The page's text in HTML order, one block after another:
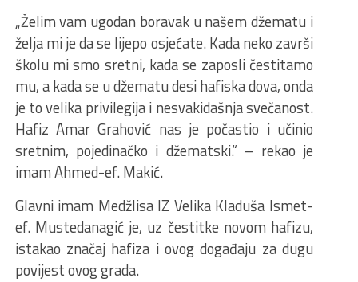
„Želim vam ugodan boravak u našem džematu i
želja mi je da se lijepo osjećate. Kada neko završi
školu mi smo sretni, kada se zaposli čestitamo
mu, a kada se u džematu desi hafiska dova, onda
je to velika privilegija i nesvakidašnja svečanost.
Hafiz Amar Grahović nas je počastio i učinio
sretnim, pojedinačko i džematski.“ – rekao je
imam Ahmed-ef. Makić.
Glavni imam Medžlisa IZ Velika Kladuša Ismet-
ef. Mustedanagić je, uz čestitke novom hafizu,
istakao značaj hafiza i ovog događaju za dugu
povijest ovog grada.